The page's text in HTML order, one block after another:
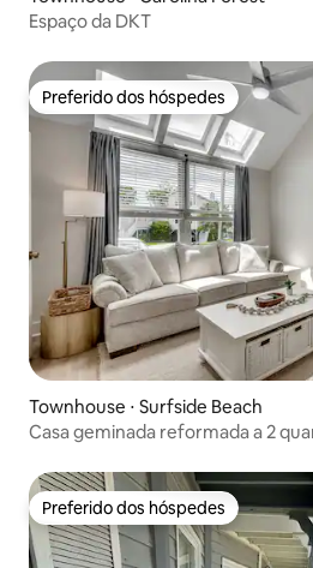
Espaço da DKT
Preferido dos hóspedes
Preferido dos hóspedes
Townhouse ⋅ Surfside Beach
Casa geminada reformada a 2
Preferido dos hóspedes
Preferido dos hóspedes